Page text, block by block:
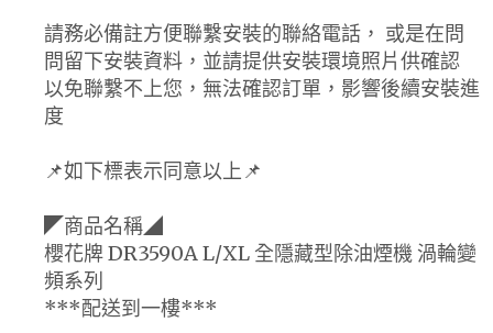
請務必備註方便聯繫安裝的聯絡電話， 或是在問
問留下安裝資料，並請提供安裝環境照片供確認
以免聯繫不上您，無法確認訂單，影響後續安裝進
度
📌如下標表示同意以上📌
◤商品名稱◢
櫻花牌 DR3590A L/XL 全隱藏型除油煙機 渦輪變
頻系列
***配送到一樓***